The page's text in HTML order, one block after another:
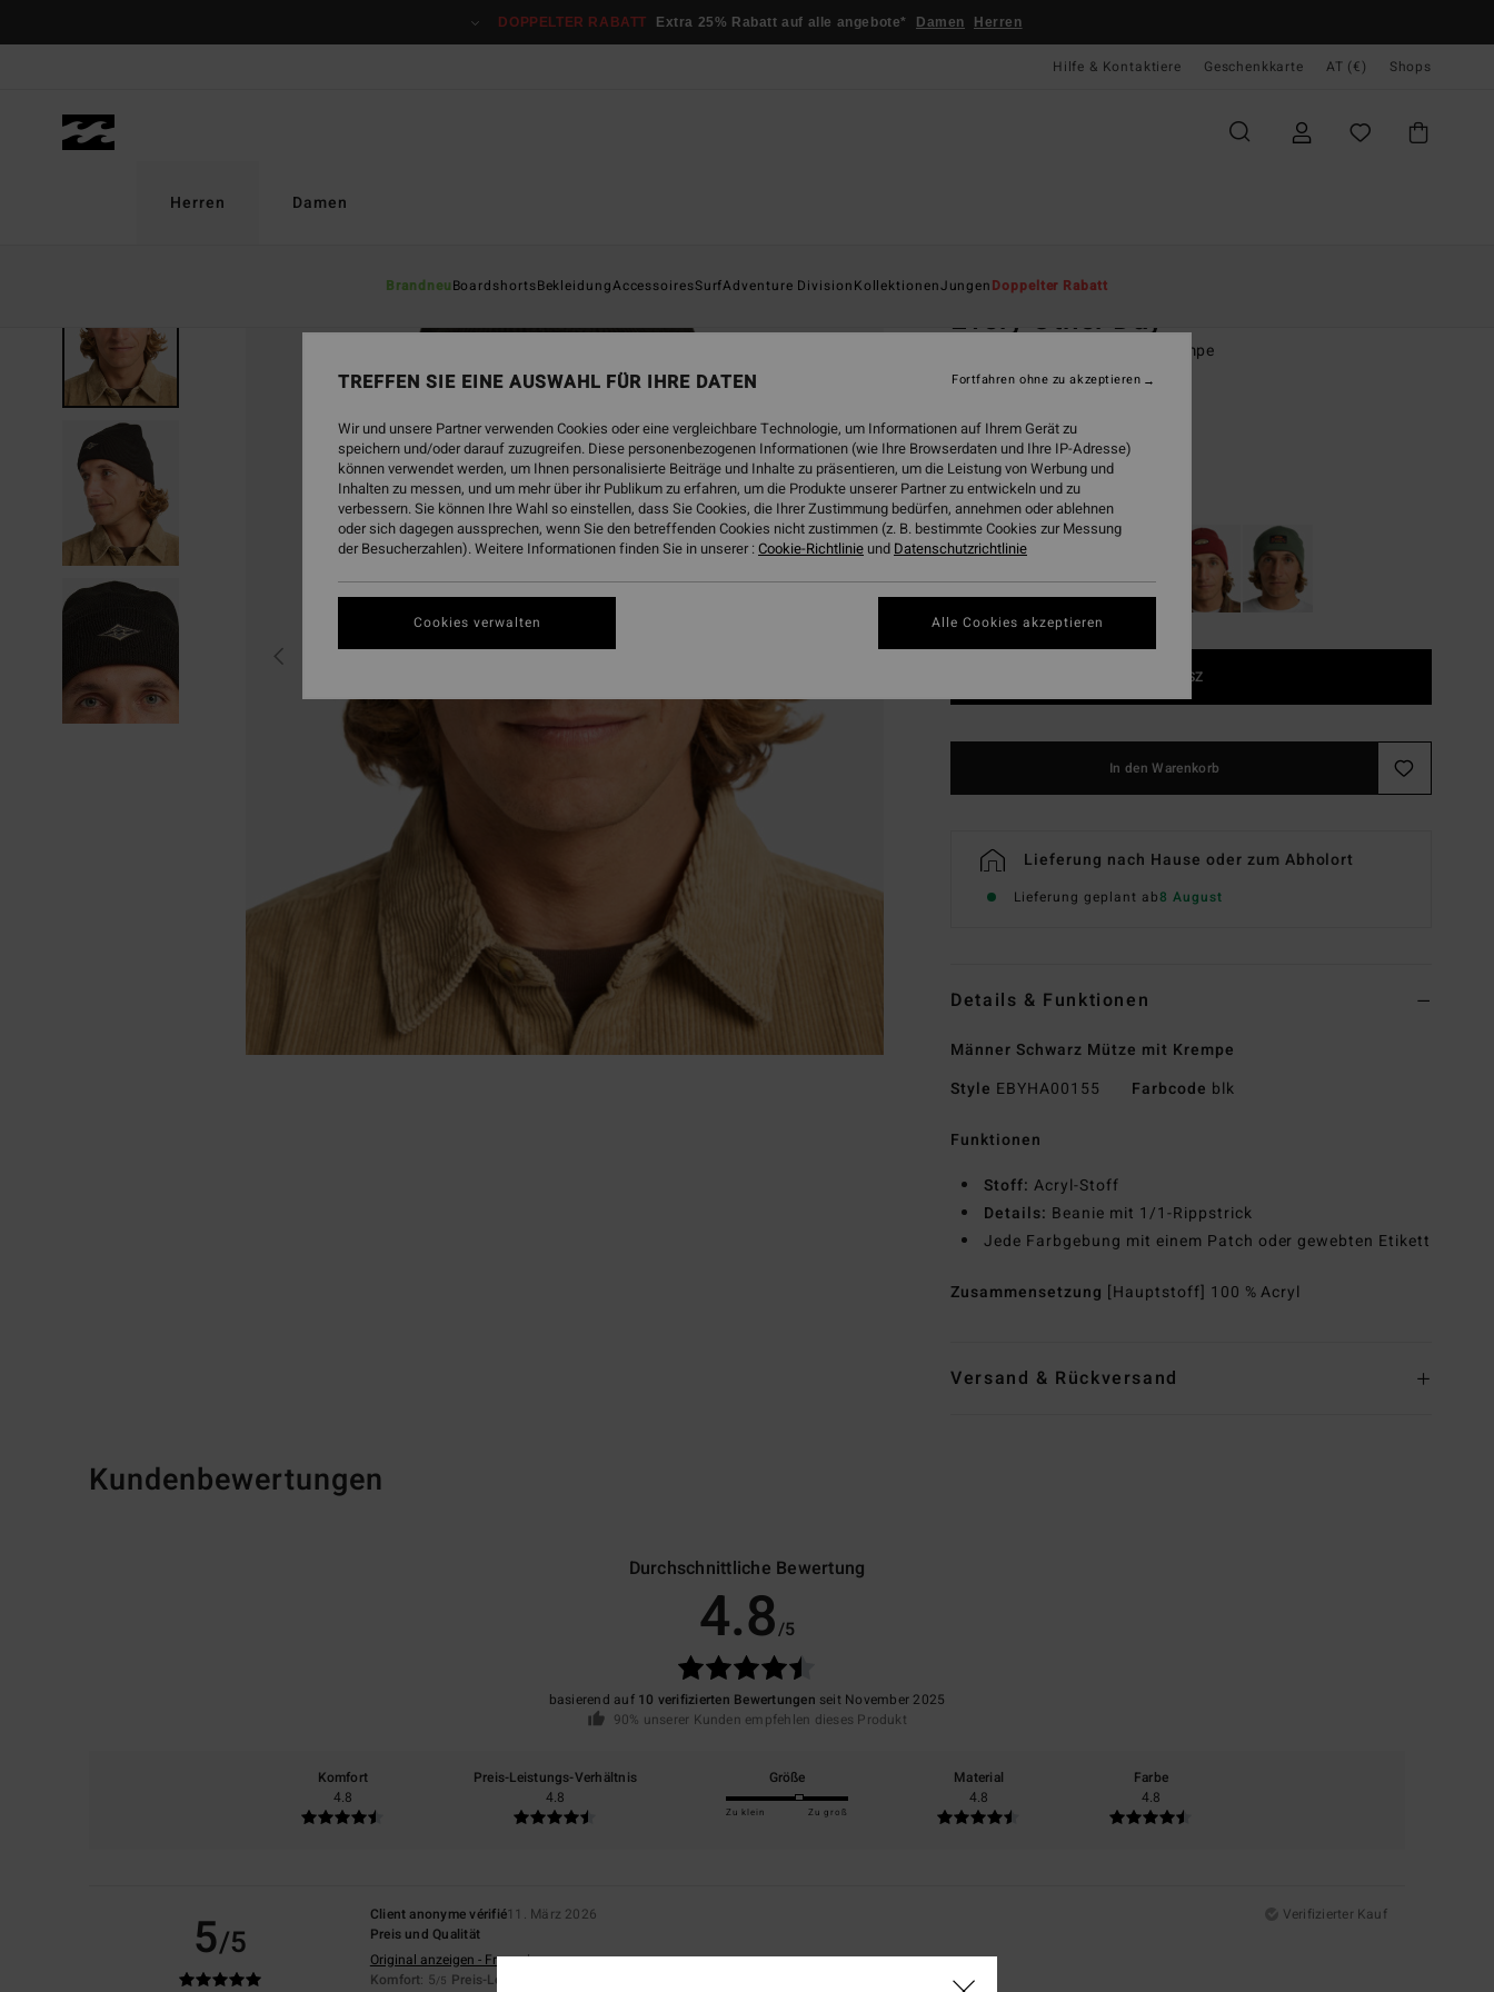
DOPPELTER RABATT Extra 25% Rabatt auf alle angebote* Damen Herren
Hilfe & Kontaktiere Geschenkkarte AT (€) Shops
Herren
BrandneuBoardshortsBekleidungAccessoiresSurfAdventure DivisionKollektionenJungenDoppelter Rabatt
Damen
Every Other Day
Männer Schwarz Mütze mit Krempe
(10 Bewertungen)
€ 25,95
FarbeBlack
1SZ
In den Warenkorb
Lieferung nach Hause oder zum Abholort
Lieferung geplant ab8 August
Details & Funktionen
Männer Schwarz Mütze mit Krempe
Style EBYHA00155 Farbcode blk
Funktionen
Stoff: Acryl-Stoff
Details: Beanie mit 1/1-Rippstrick
Jede Farbgebung mit einem Patch oder gewebten Etikett
Zusammensetzung [Hauptstoff] 100 % Acryl
Versand & Rückversand
Kundenbewertungen
Durchschnittliche Bewertung
4.8/5
basierend auf 10 verifizierten Bewertungen seit November 2025
90% unserer Kunden empfehlen dieses Produkt
Komfort
4.8
Preis-Leistungs-Verhältnis
4.8
Größe
Zu klein Zu groß
Material
4.8
Farbe
4.8
5/5
Client anonyme vérifié11. März 2026
Verifizierter Kauf
Preis und Qualität
Original anzeigen - Français
Komfort: 5/5 Preis-Leistungs-Verhältnis
TREFFEN SIE EINE AUSWAHL FÜR IHRE DATEN
Wir und unsere Partner verwenden Cookies oder eine vergleichbare Technologie, um Informationen auf Ihrem Gerät zu
speichern und/oder darauf zuzugreifen. Diese personenbezogenen Informationen (wie Ihre Browserdaten und Ihre IP-Adresse)
können verwendet werden, um Ihnen personalisierte Beiträge und Inhalte zu präsentieren, um die Leistung von Werbung und
Inhalten zu messen, und um mehr über ihr Publikum zu erfahren, um die Produkte unserer Partner zu entwickeln und zu
verbessern. Sie können Ihre Wahl so einstellen, dass Sie Cookies, die Ihrer Zustimmung bedürfen, annehmen oder ablehnen
oder sich dagegen aussprechen, wenn Sie den betreffenden Cookies nicht zustimmen (z. B. bestimmte Cookies zur Messung
der Besucherzahlen). Weitere Informationen finden Sie in unserer :Cookie-Richtlinie und Datenschutzrichtlinie
Cookies verwalten
Fortfahren ohne zu akzeptieren
Alle Cookies akzeptieren